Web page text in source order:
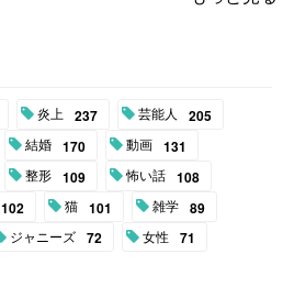
炎上 237 芸能人 205
結婚 170 動画 131
整形 109 怖い話 108
102 猫 101 雑学 89
ジャニーズ 72 女性 71